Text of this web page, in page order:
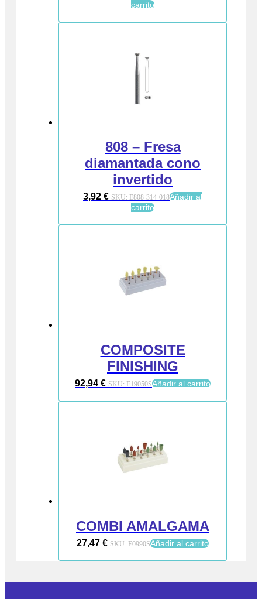
carrito
808 – Fresa
diamantada cono
invertido
3,92 € SKU: E808-314-018Añadir al
carrito
COMPOSITE
FINISHING
92,94 € SKU: E19050SAñadir al carrito
COMBI AMALGAMA
27,47 € SKU: E0990SAñadir al carrito